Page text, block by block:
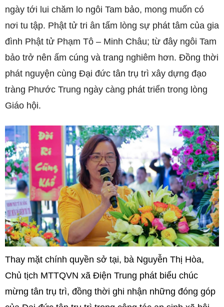
ngày tới lui chăm lo ngôi Tam bảo, mong muốn có
nơi tu tập. Phật tử tri ân tấm lòng sự phát tâm của gia
đình Phật tử Phạm Tô – Minh Châu; từ đây ngôi Tam
bảo trở nên ấm cúng và trang nghiêm hơn. Đồng thời
phát nguyện cùng Đại đức tân trụ trì xây dựng đạo
tràng Phước Trung ngày càng phát triển trong lòng
Giáo hội.
Thay mặt chính quyền sở tại, bà Nguyễn Thị Hòa,
Chủ tịch MTTQVN xã Điện Trung phát biểu chúc
mừng tân trụ trì, đồng thời ghi nhận những đóng góp